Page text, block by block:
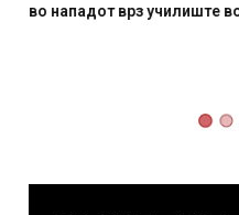
СОЗИС: Украинците повеќе